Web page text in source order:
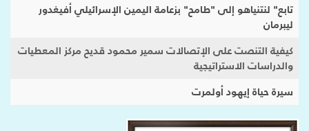
تابع" لنتنياهو إلى "طامح" بزعامة اليمين الإسرائيلي أفيغدور
ليبرمان
كيفية التنصت على الإتصالات سمير محمود قديح مركز المعطيات
والدراسات الاستراتيجية
سيرة حياة إيهود أولمرت